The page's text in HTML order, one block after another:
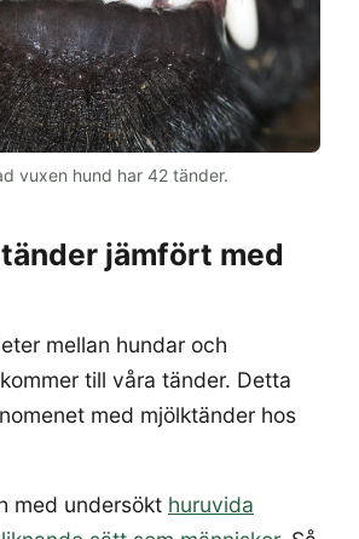
vuxen hund har 42 tänder.
jämfört med
mellan hundar och
till våra tänder. Detta
med mjölktänder hos
med undersökt huruvida